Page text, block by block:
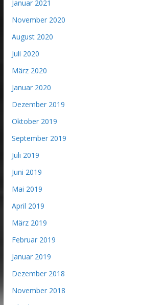
Januar 2021
November 2020
August 2020
Juli 2020
März 2020
Januar 2020
Dezember 2019
Oktober 2019
September 2019
Juli 2019
Juni 2019
Mai 2019
April 2019
März 2019
Februar 2019
Januar 2019
Dezember 2018
November 2018